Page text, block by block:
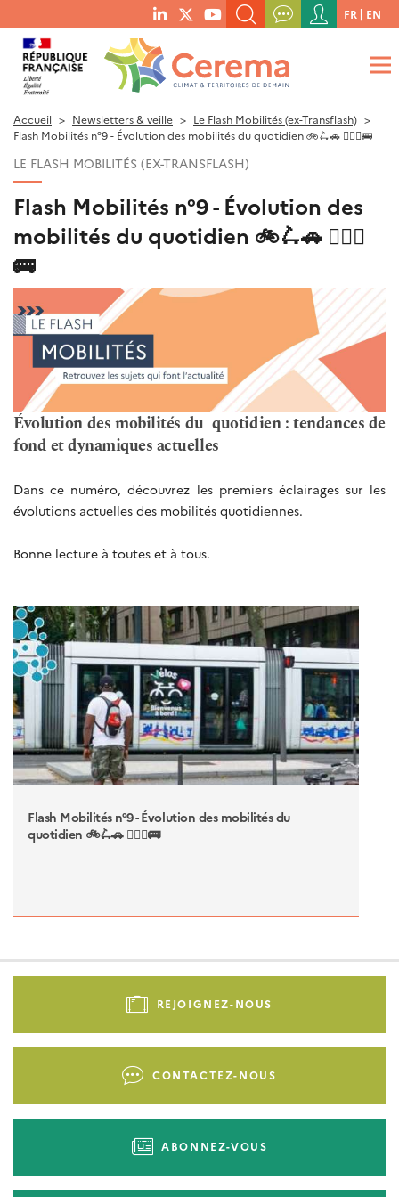
menu
social
links
RECHERCHER UN MOT-CLÉ, UNE PUBLICATION, ETC.
QUE RECHERCHEZ-VOUS ?
Menu
du
compte
de
FR EN
Accueil Newsletters & veille
Le Flash Mobilités (ex-Transflash)
Flash Mobilités n°9 - Évolution des mobilités du quotidien 🚲🛴🚗​ 🚶🏽‍♀️🚌
LE FLASH MOBILITÉS (EX-TRANSFLASH)
Flash Mobilités n°9 - Évolution des
mobilités du quotidien 🚲🛴🚗​ 🚶🏽‍♀️
🚌
Évolution des mobilités du quotidien : tendances de
fond et dynamiques actuelles
Dans ce numéro, découvrez les premiers éclairages sur les
évolutions actuelles des mobilités quotidiennes.
Bonne lecture à toutes et à tous.
Flash Mobilités n°9 - Évolution des mobilités du
quotidien 🚲🛴🚗​ 🚶🏽‍♀️🚌
Pied
-
REJOIGNEZ-NOUS
CONTACTEZ-NOUS
ABONNEZ-VOUS